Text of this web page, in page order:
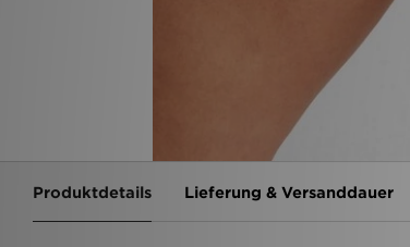
Produktdetails Lieferung & Versanddauer